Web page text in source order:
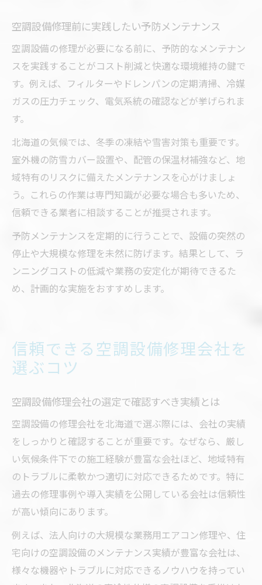
空調設備修理前に実践したい予防メンテナンス
空調設備の修理が必要になる前に、予防的なメンテナン
スを実践することがコスト削減と快適な環境維持の鍵で
す。例えば、フィルターやドレンパンの定期清掃、冷媒
ガスの圧力チェック、電気系統の確認などが挙げられま
す。
北海道の気候では、冬季の凍結や雪害対策も重要です。
室外機の防雪カバー設置や、配管の保温材補強など、地
域特有のリスクに備えたメンテナンスを心がけましょ
う。これらの作業は専門知識が必要な場合も多いため、
信頼できる業者に相談することが推奨されます。
予防メンテナンスを定期的に行うことで、設備の突然の
停止や大規模な修理を未然に防げます。結果として、ラ
ンニングコストの低減や業務の安定化が期待できるた
め、計画的な実施をおすすめします。
信頼できる空調設備修理会社を
選ぶコツ
空調設備修理会社の選定で確認すべき実績とは
空調設備の修理会社を北海道で選ぶ際には、会社の実績
をしっかりと確認することが重要です。なぜなら、厳し
い気候条件下での施工経験が豊富な会社ほど、地域特有
のトラブルに柔軟かつ適切に対応できるためです。特に
過去の修理事例や導入実績を公開している会社は信頼性
が高い傾向にあります。
例えば、法人向けの大規模な業務用エアコン修理や、住
宅向けの空調設備のメンテナンス実績が豊富な会社は、
様々な機器やトラブルに対応できるノウハウを持ってい